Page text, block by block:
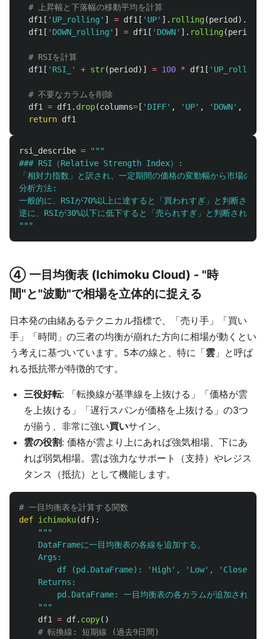
df1 [ ' UP_rolling ' ] = df1 [ ' UP' ]. rolling(period ).
df1 [ ' DOWN_rolling ' ] = df1 [ ' DOWN' ]. rolling(period
df1 [ ' RSI_ ' + str(period )] = 100 * df1 [ ' UP_rolling
df1
= df1 . drop(columns= [ ' DIFF' , ' UP' , ' DOWN' ,
return df1
rsi_describe =
"""
### RSI（Relative Strength Index）:
「相対力指数」と訳され、一定期間の価格の変動幅から市場の
分析方法:
一般的に、RSIが70%以上に達すると「買われすぎ」と判断され
"""
④ 一目均衡表 (Ichimoku Cloud) - "時
間"と"波動"で相場を立体的に捉える
日本発の由緒あるテクニカル指標で、「売り手」「買い
手」「時間」の三者の均衡が崩れた方向に相場が動くとい
う考えに基づいています。5本の線と、特に「雲 」と呼ば
れる抵抗帯が特徴的です。
三役好転: 「転換線が基準線を上抜ける」「価格が雲
を上抜ける」「遅行スパンが価格を上抜ける」の3つ
が揃う、非常に強い買いサイン。
雲の役割: 価格が雲より上にあれば強気相場、下にあ
れば弱気相場。雲は強力なサポート（支持）やレジス
タンス（抵抗）として機能します。
def ichimoku(df):
"""
    DataFrameに一目均衡表の各線を追加する。
    Args:
        df (pd.DataFrame):
' High' , ' Low' , ' Close
    Returns:
pd.DataFrame: 一目均衡表の各カラムが追加された
"""
df1
= df. copy()